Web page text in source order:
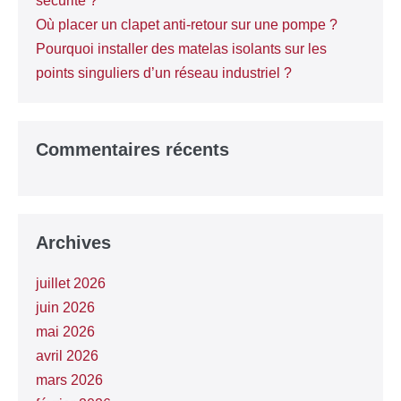
Où placer un clapet anti-retour sur une pompe ?
Pourquoi installer des matelas isolants sur les
points singuliers d’un réseau industriel ?
Commentaires récents
Archives
juillet 2026
juin 2026
mai 2026
avril 2026
mars 2026